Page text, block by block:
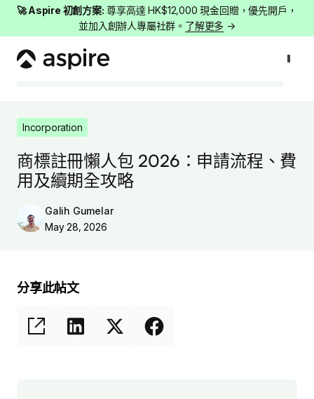
🚀 Aspire 初創方案: 尊享高達 HK$12,000 現金回贈，優先開戶，
並加入創辦人專屬社群。 了解更多 →
Incorporation 商標註冊懶人包 2026：申請流程、費用及續期全攻略
Incorporation
商標註冊懶人包 2026：申請流程、費
用及續期全攻略
Galih Gumelar
May 28, 2026
分享此帖文